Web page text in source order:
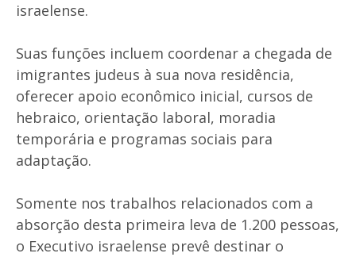
israelense.
Suas funções incluem coordenar a chegada de
imigrantes judeus à sua nova residência,
oferecer apoio econômico inicial, cursos de
hebraico, orientação laboral, moradia
temporária e programas sociais para
adaptação.
Somente nos trabalhos relacionados com a
absorção desta primeira leva de 1.200 pessoas,
o Executivo israelense prevê destinar o